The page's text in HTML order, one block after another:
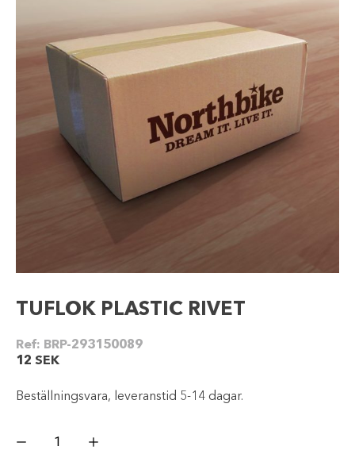
TUFLOK PLASTIC RIVET
Ref: BRP-293150089
12 SEK
Beställningsvara, leveranstid 5-14 dagar.
PLASTIC